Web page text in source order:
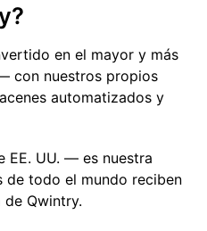
en el mayor y más
con nuestros propios
automatizados y
EE. UU. — es nuestra
de todo el mundo reciben
de Qwintry.